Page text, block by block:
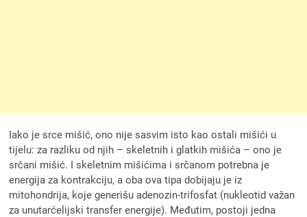
Iako je srce mišić, ono nije sasvim isto kao ostali mišići u
tijelu: za razliku od njih – skeletnih i glatkih mišića – ono je
srčani mišić. I skeletnim mišićima i srčanom potrebna je
energija za kontrakciju, a oba ova tipa dobijaju je iz
mitohondrija, koje generišu adenozin-trifosfat (nukleotid važan
za unutarćelijski transfer energije). Međutim, postoji jedna